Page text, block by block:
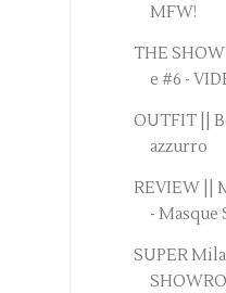
MFW!
THE
e #6 -
OUTFIT ||
azzurro
REVIEW ||
- Masque
SUPER